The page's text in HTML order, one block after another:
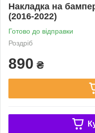
Накладка на
(2016-2022)
Готово до відправки
Роздріб
890 ₴